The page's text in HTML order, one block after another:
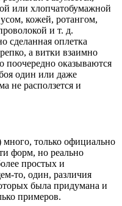
или хлопчатобумажной
кожей, ротангом,
и т. д.
сделанная оплетка
а витки взаимно
поочередно оказываются
один или даже
не расползется и
много, только официально
форм, но реально
простых и
то, один, различия
была придумана и
примеров.